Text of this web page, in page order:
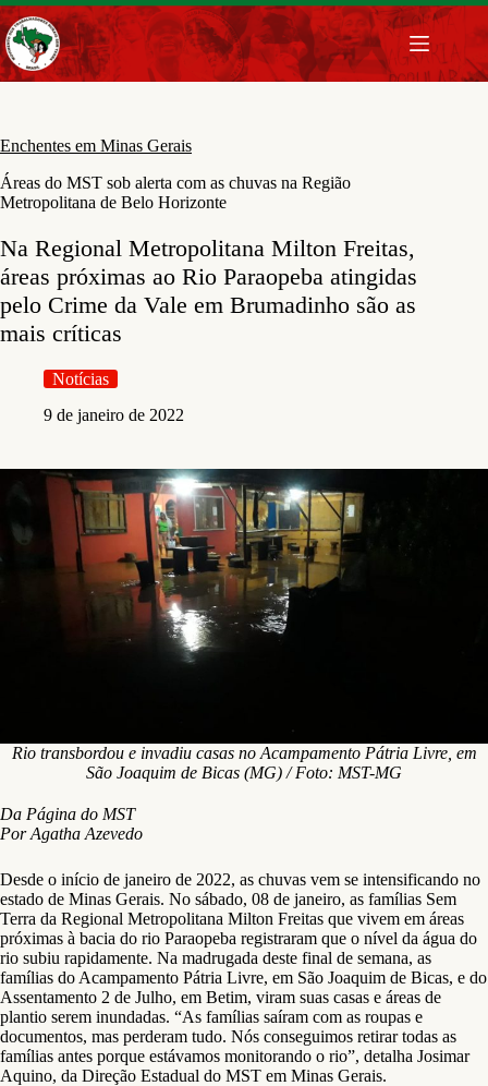
Pular
para
o
conteúdo
Enchentes em Minas Gerais
Áreas do MST sob alerta com as chuvas na Região
Metropolitana de Belo Horizonte
Na Regional Metropolitana Milton Freitas,
áreas próximas ao Rio Paraopeba atingidas
pelo Crime da Vale em Brumadinho são as
mais críticas
Notícias
9 de janeiro de 2022
Rio transbordou e invadiu casas no Acampamento Pátria Livre, em
São Joaquim de Bicas (MG) / Foto: MST-MG
Da Página do MST
Por Agatha Azevedo
Desde o início de janeiro de 2022, as chuvas vem se intensificando no
estado de Minas Gerais. No sábado, 08 de janeiro, as famílias Sem
Terra da Regional Metropolitana Milton Freitas que vivem em áreas
próximas à bacia do rio Paraopeba registraram que o nível da água do
rio subiu rapidamente. Na madrugada deste final de semana, as
famílias do Acampamento Pátria Livre, em São Joaquim de Bicas, e do
Assentamento 2 de Julho, em Betim, viram suas casas e áreas de
plantio serem inundadas. “As famílias saíram com as roupas e
documentos, mas perderam tudo. Nós conseguimos retirar todas as
famílias antes porque estávamos monitorando o rio”, detalha Josimar
Aquino, da Direção Estadual do MST em Minas Gerais.